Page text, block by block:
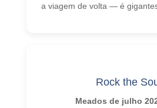
a viagem de volta — é
Rock the
Meados de julho